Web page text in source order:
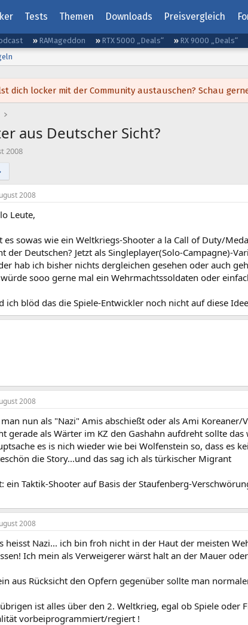
Tests Themen Downloads Preisvergleich
RAMageddon RTX 5000 „Deals“ RX 9000 „Deals“
dich locker mit der Community austauschen? Schau
aus Deutscher Sicht?
2008
2008
Leute,
es sowas wie ein Weltkriegs-Shooter a la Call of Duty/
der Deutschen? Jetzt als Singleplayer(Solo-Campagne)-
hab ich bisher nichts dergleichen gesehen oder auch
sooo gerne mal ein Wehrmachtssoldaten oder
ich blöd das die Spiele-Entwickler noch nicht auf diese
2008
nun als "Nazi" Amis abschießt oder als Ami Koreaner/
gerade als Wärter im KZ den Gashahn aufdreht sollte
es is nich wieder wie bei Wolfenstein so, dass es
die Story...und das sag ich als türkischer Migrant
ein Taktik-Shooter auf Basis der Staufenberg-
2008
heisst Nazi... ich bin froh nicht in der Haut der meisten
Ich mein als Verweigerer wärst halt an der Mauer
aus Rücksicht den Opfern gegenüber sollte man
ist alles über den 2. Weltkrieg, egal ob Spiele oder
vorbeiprogrammiert/regiert !